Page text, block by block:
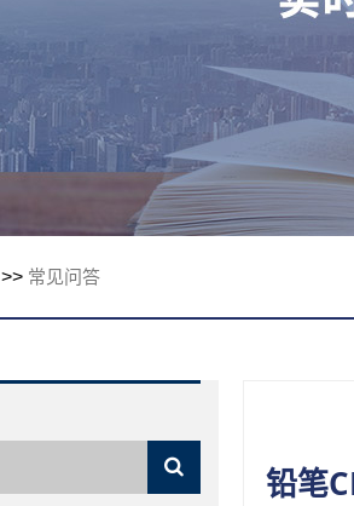
>> 常见问答
铅笔